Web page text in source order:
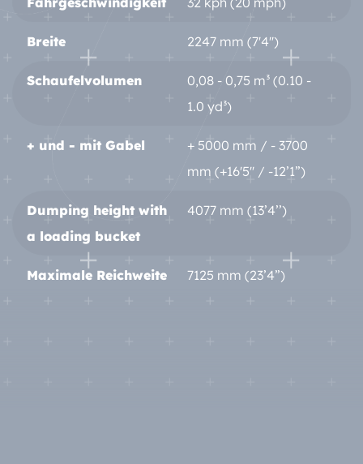
Breite 2247 mm (7'4'')
Schaufelvolumen
0,08 - 0,75 m³ (0.10 -
1.0 yd³)
+ und - mit Gabel
+ 5000 mm / - 3700
mm (+16'5'' / -12’1”)
Dumping height with
a loading bucket
4077 mm (13’4’’)
Maximale Reichweite 7125 mm (23’4”)